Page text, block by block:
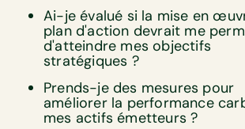
Ai-je évalué si la mise en
plan d'action devrait me
d'atteindre mes objectifs
stratégiques ?
Prends-je des mesures pour
améliorer la performance
mes actifs émetteurs ?